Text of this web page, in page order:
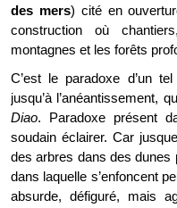
des mers) cité en
construction où
montagnes et les forêts
C’est le paradoxe d’un
jusqu’à l’anéantissement,
Diao. Paradoxe présent
soudain éclairer. Car
des arbres dans des dunes
dans laquelle s’enfoncent
absurde, défiguré, mais